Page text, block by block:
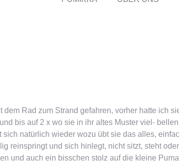
Rad zum Strand gefahren, vorher hatte ich
bis auf 2 x wo sie in ihr altes Muster viel-
natürlich wieder wozu übt sie das alles,
reinspringt und sich hinlegt, nicht sitzt, steht
und auch ein bisschen stolz auf die kleine